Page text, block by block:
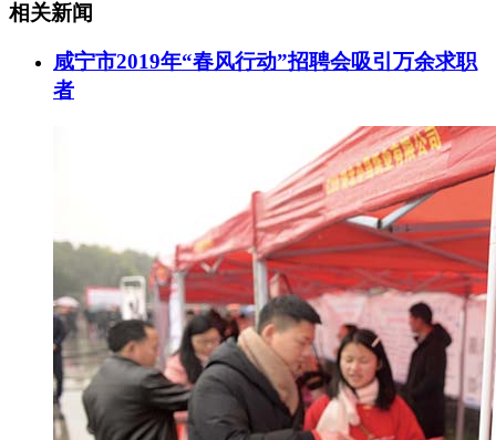
相关新闻
咸宁市2019年“春风行动”招聘会吸引万余求职
者